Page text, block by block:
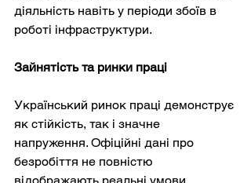
діяльність навіть у періоди збоїв в
роботі інфраструктури.
Зайнятість та ринки праці
Український ринок праці демонструє
як стійкість, так і значне
напруження. Офіційні дані про
безробіття не повністю
відображають реальні умови